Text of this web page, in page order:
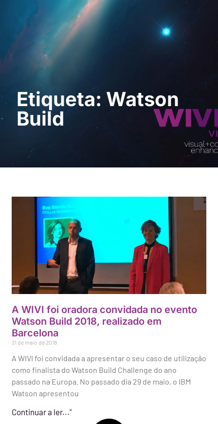
demonstração
Etiqueta: Watson
Build
A WIVI foi oradora convidada no evento
Watson Build 2018, realizado em
Barcelona
31 de maio de 2018
A WIVI foi convidada a apresentar o seu caso de utilização
como finalista do Watson Build Challenge do ano
passado na Europa. No passado dia 29 de maio, o IBM
Watson apresentou
Continuar a ler..."